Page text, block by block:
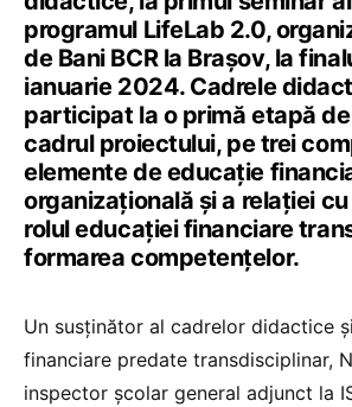
programul LifeLab 2.0,
de Bani BCR la Brașov, la
ianuarie 2024. Cadrele
participat la o primă etapă
cadrul proiectului, pe trei
elemente de educație
organizațională și a relației
rolul educației financiare
formarea competențelor.
Un susținător al cadrelor didactice
financiare predate transdisciplinar,
inspector școlar general adjunct la